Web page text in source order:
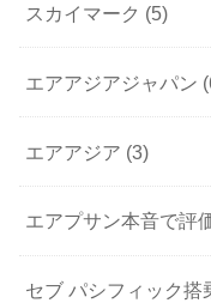
スカイマーク (5)
エアアジアジャパン
エアアジア (3)
エアプサン本音で評
セブ パシフィック搭